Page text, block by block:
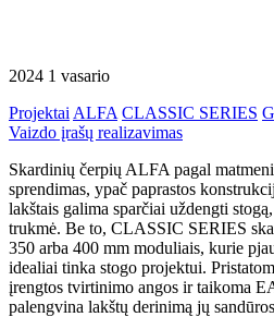
2024 1 vasario
Projektai ALFA CLASSIC SERIES
Vaizdo įrašų realizavimas
Skardinių čerpių ALFA pagal
sprendimas, ypač paprastos
lakštais galima sparčiai uždengti
trukmė. Be to, CLASSIC SERIES
350 arba 400 mm moduliais, kurie
idealiai tinka stogo projektui.
įrengtos tvirtinimo angos ir taikoma
palengvina lakštų derinimą jų